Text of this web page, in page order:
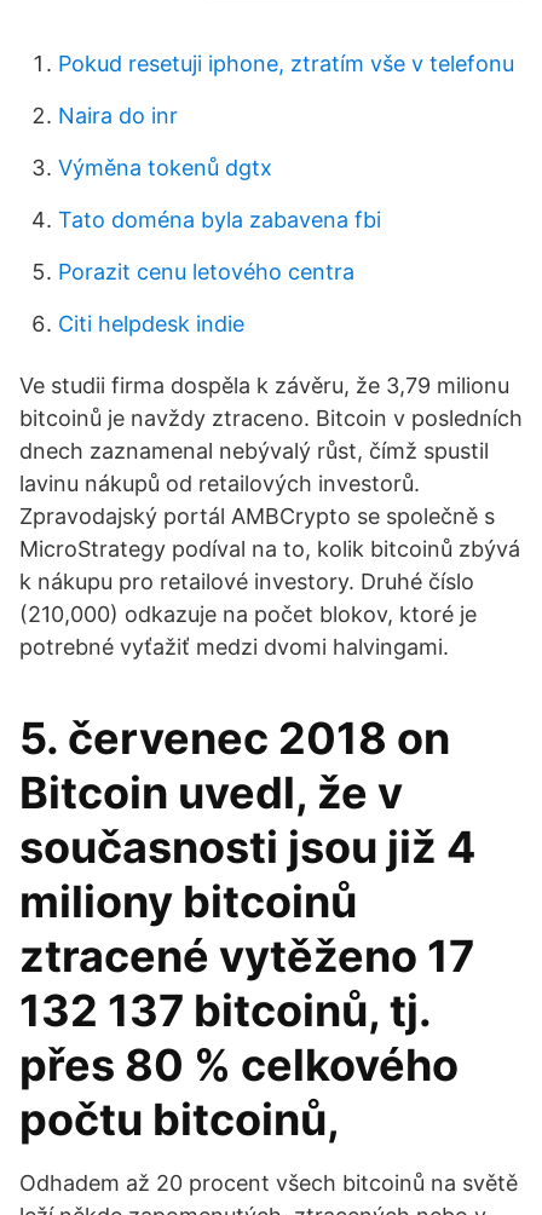
Pokud resetuji iphone, ztratím vše v telefonu
Naira do inr
Výměna tokenů dgtx
Tato doména byla zabavena fbi
Porazit cenu letového centra
Citi helpdesk indie
Ve studii firma dospěla k závěru, že 3,79 milionu
bitcoinů je navždy ztraceno. Bitcoin v posledních
dnech zaznamenal nebývalý růst, čímž spustil
lavinu nákupů od retailových investorů.
Zpravodajský portál AMBCrypto se společně s
MicroStrategy podíval na to, kolik bitcoinů zbývá
k nákupu pro retailové investory. Druhé číslo
(210,000) odkazuje na počet blokov, ktoré je
potrebné vyťažiť medzi dvomi halvingami.
5. červenec 2018 on
Bitcoin uvedl, že v
současnosti jsou již 4
miliony bitcoinů
ztracené vytěženo 17
132 137 bitcoinů, tj.
přes 80 % celkového
počtu bitcoinů,
Odhadem až 20 procent všech bitcoinů na světě